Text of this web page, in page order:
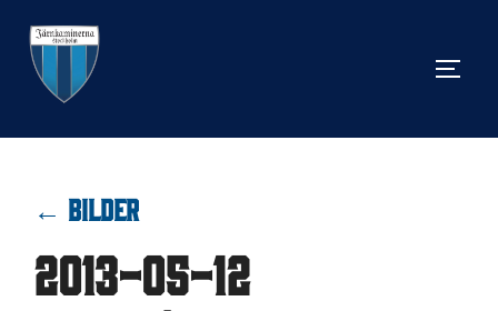
innehåll
← BILDER
2013-05-12